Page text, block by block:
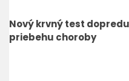
Nový krvný test
priebehu choroby